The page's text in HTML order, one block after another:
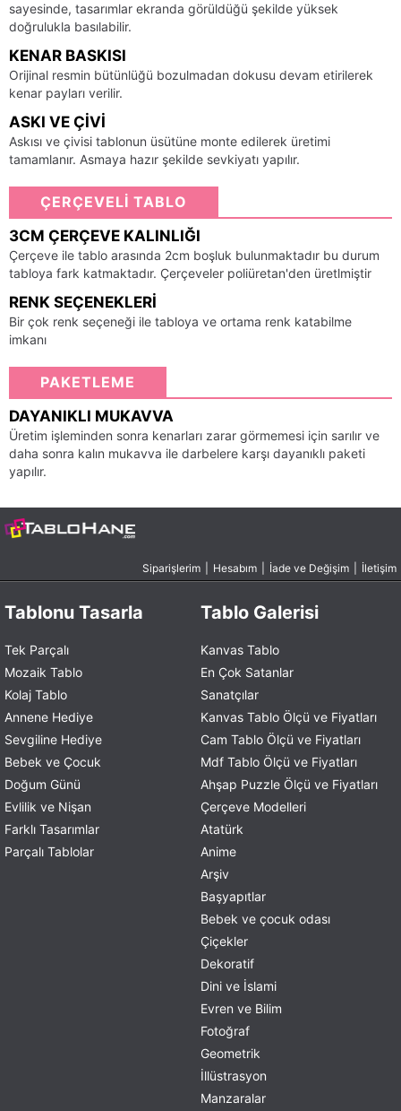
sayesinde, tasarımlar ekranda görüldüğü şekilde yüksek
doğrulukla basılabilir.
KENAR BASKISI
Orijinal resmin bütünlüğü bozulmadan dokusu devam etirilerek
kenar payları verilir.
ASKI VE ÇIVI
Askısı ve çivisi tablonun üsütüne monte edilerek üretimi
tamamlanır. Asmaya hazır şekilde sevkiyatı yapılır.
ÇERÇEVELİ TABLO
3CM ÇERÇEVE KALINLIĞI
Çerçeve ile tablo arasında 2cm boşluk bulunmaktadır bu durum
tabloya fark katmaktadır. Çerçeveler poliüretan'den üretlmiştir
RENK SEÇENEKLERI
Bir çok renk seçeneği ile tabloya ve ortama renk katabilme
imkanı
PAKETLEME
DAYANIKLI MUKAVVA
Üretim işleminden sonra kenarları zarar görmemesi için sarılır ve
daha sonra kalın mukavva ile darbelere karşı dayanıklı paketi
yapılır.
Siparişlerim Hesabım İade ve Değişim İletişim
Tablonu Tasarla
Tek Parçalı
Mozaik Tablo
Kolaj Tablo
Annene Hediye
Sevgiline Hediye
Bebek ve Çocuk
Doğum Günü
Evlilik ve Nişan
Farklı Tasarımlar
Parçalı Tablolar
Tablo Galerisi
Kanvas Tablo
En Çok Satanlar
Sanatçılar
Kanvas Tablo Ölçü ve Fiyatları
Cam Tablo Ölçü ve Fiyatları
Mdf Tablo Ölçü ve Fiyatları
Ahşap Puzzle Ölçü ve Fiyatları
Çerçeve Modelleri
Atatürk
Anime
Arşiv
Başyapıtlar
Bebek ve çocuk odası
Çiçekler
Dekoratif
Dini ve İslami
Evren ve Bilim
Fotoğraf
Geometrik
İllüstrasyon
Manzaralar